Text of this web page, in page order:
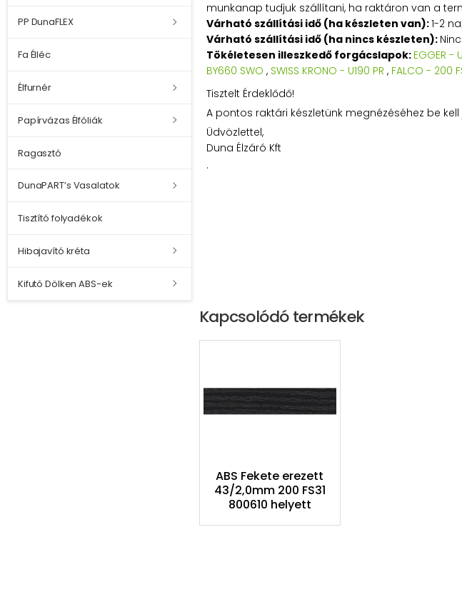
PP DunaFLEX
Fa Élléc
Élfurnér
Papírvázas Élfóliák
Ragasztó
DunaPART’s Vasalatok
Tisztító folyadékok
Hibajavító kréta
Kifutó Dölken ABS-ek
munkanap tudjuk szállítani, ha raktáron van a
Várható szállítási idő (ha készleten van):1-2
Várható szállítási idő (ha nincs készleten):
Tökéletesen illeszkedő forgácslapok: EGGER -
BY660 SWO , SWISS KRONO - U190 PR , FALCO - 200
Tisztelt Érdeklődő!
A pontos raktári készletünk megnézéséhez be kell
Üdvözlettel,
Duna Élzáró Kft
.
Kapcsolódó termékek
ABS Fekete erezett
43/2,0mm 200 FS31
800610 helyett